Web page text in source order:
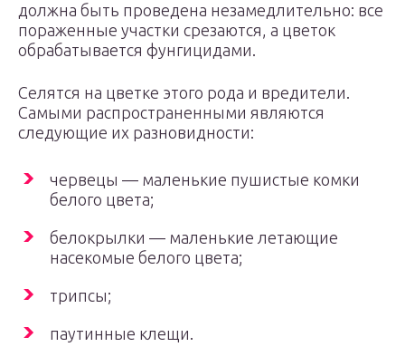
должна быть проведена незамедлительно: все
пораженные участки срезаются, а цветок
обрабатывается фунгицидами.
Селятся на цветке этого рода и вредители.
Самыми распространенными являются
следующие их разновидности:
червецы — маленькие пушистые комки
белого цвета;
белокрылки — маленькие летающие
насекомые белого цвета;
трипсы;
паутинные клещи.